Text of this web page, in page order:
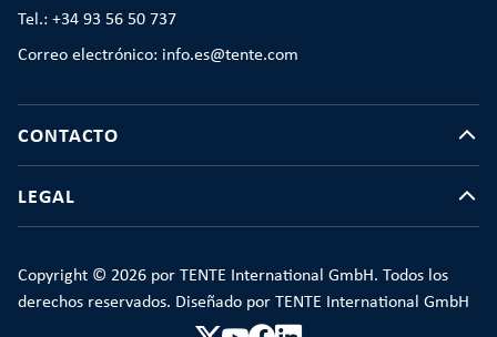
Tel.: +34 93 56 50 737
Correo electrónico: info.es@tente.com
CONTACTO
LEGAL
Copyright © 2026 por TENTE International GmbH. Todos los
derechos reservados. Diseñado por TENTE International GmbH